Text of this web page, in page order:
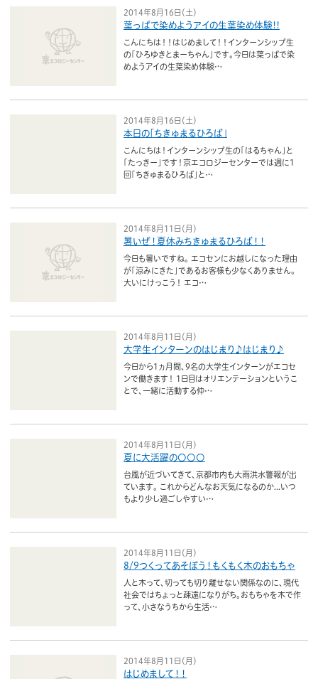
2014年8月16日（土）
葉っぱで染めようアイの生葉染め体験!!
こんにちは！！はじめまして！！インターンシップ生
の「ひろゆきとまーちゃん」です。今日は葉っぱで染
めようアイの生葉染め体験…
2014年8月16日（土）
本日の「ちきゅまるひろば」
こんにちは！インターンシップ生の「はるちゃん」と
「たっきー」です！京エコロジーセンターでは週に1
回「ちきゅまるひろば」と…
2014年8月11日（月）
暑いぜ！夏休みちきゅまるひろば！！
今日も暑いですね。 エコセンにお越しになった理由
が「涼みにきた」であるお客様も少なくありません。
大いにけっこう！ エコ…
2014年8月11日（月）
大学生インターンのはじまり♪はじまり♪
今日から1ヵ月間、9名の大学生インターンがエコセ
ンで働きます！ 1日目はオリエンテーションというこ
とで、一緒に活動する仲…
2014年8月11日（月）
夏に大活躍の〇〇〇
台風が近づいてきて、京都市内も大雨洪水警報が出
ています。 これからどんなお天気になるのか...いつ
もより少し過ごしやすい…
2014年8月11日（月）
8/9つくってあそぼう！もくもく木のおもちゃ
人と木って、切っても切り離せない関係なのに、現代
社会ではちょっと疎遠になりがち。おもちゃを木で作
って、小さなうちから生活…
2014年8月11日（月）
はじめまして！！